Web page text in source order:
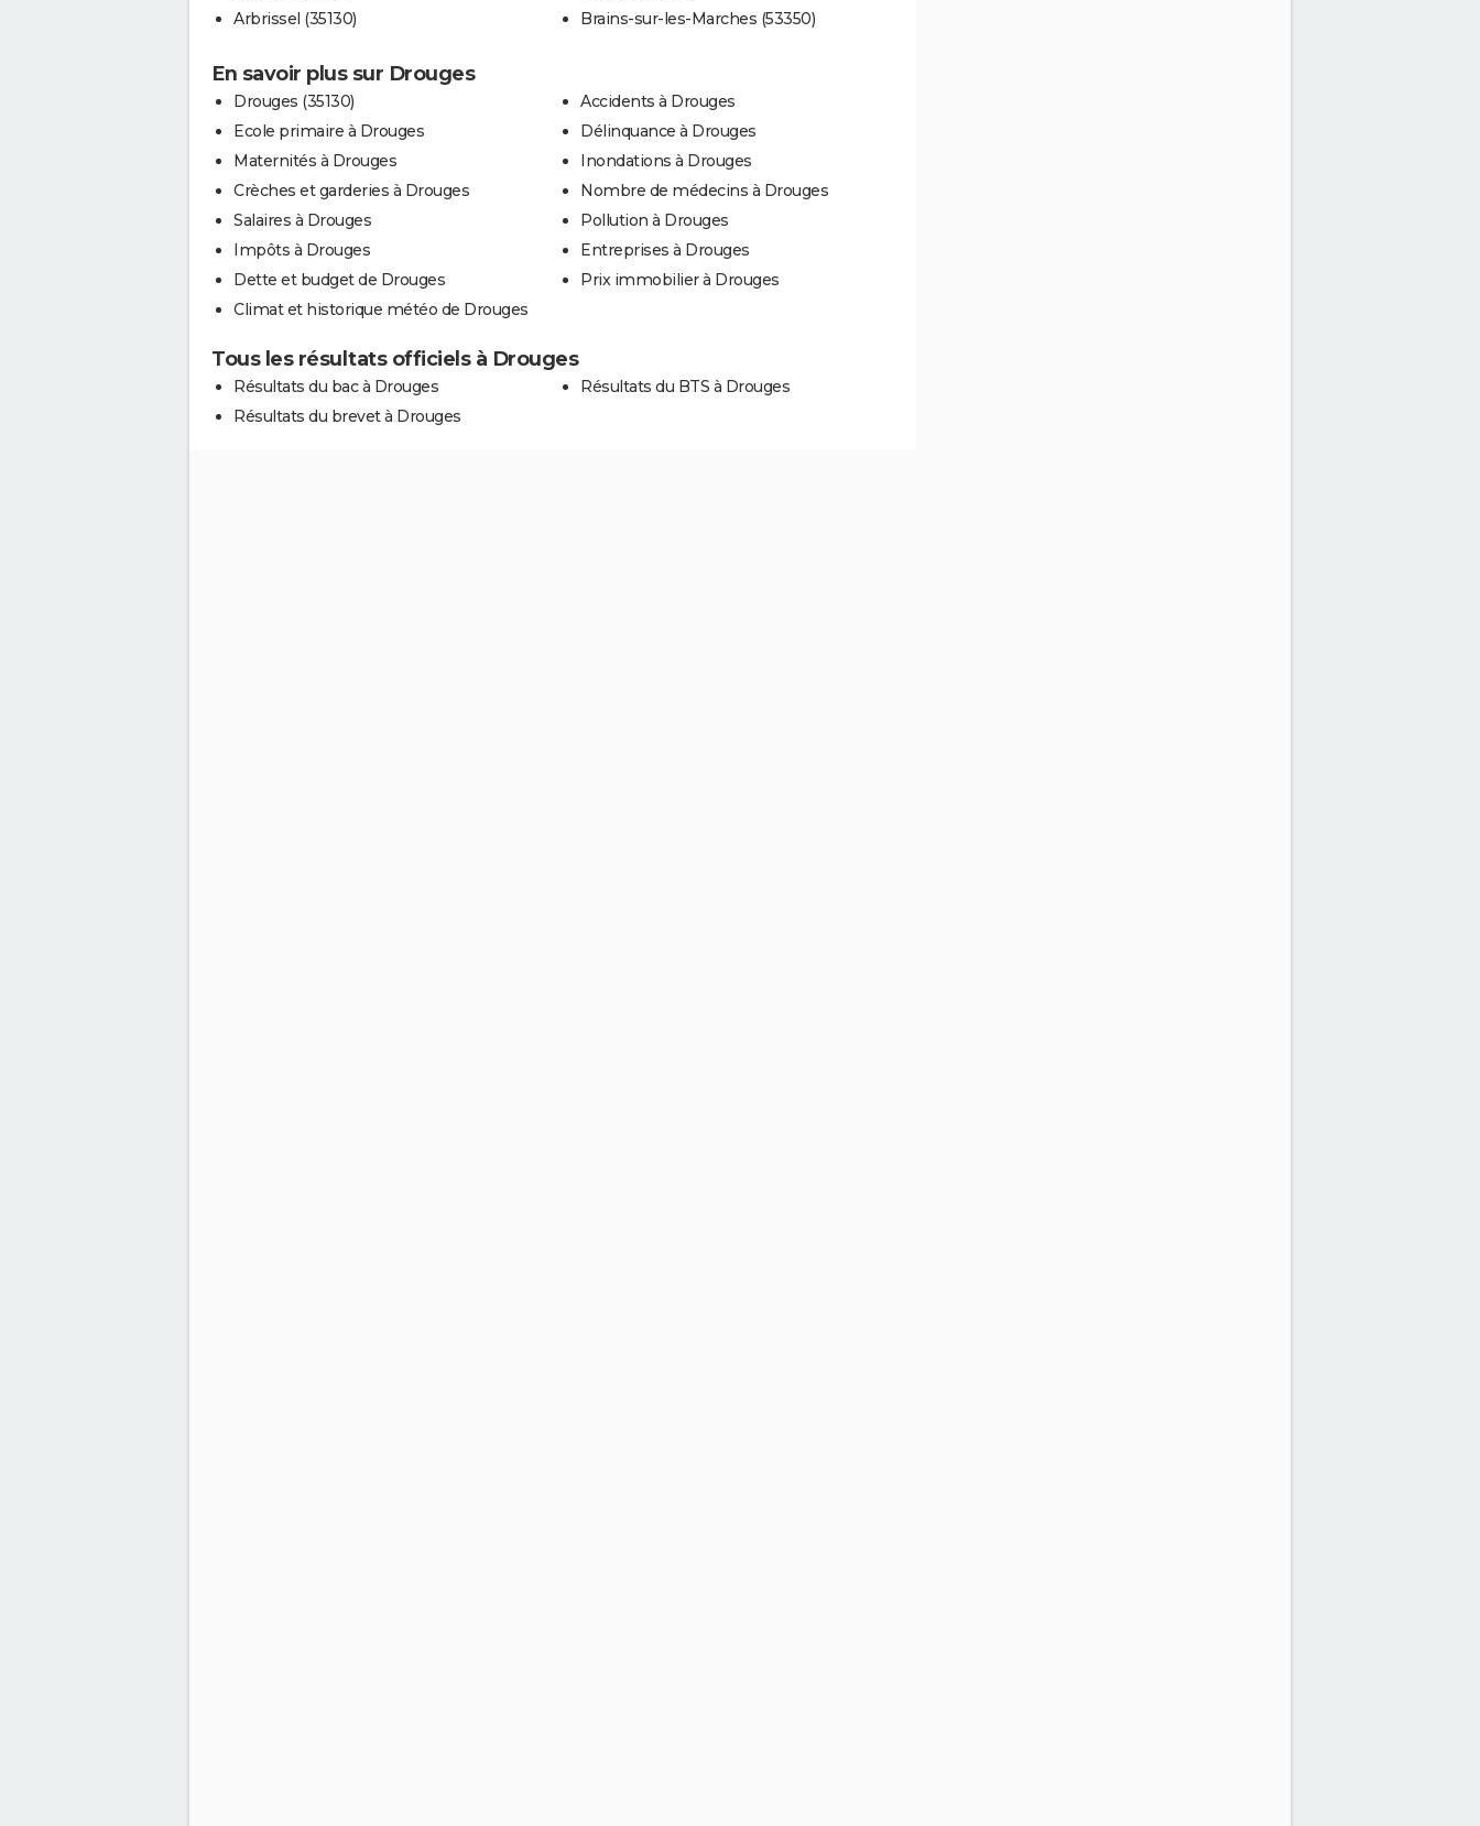
Arbrissel (35130)
Brains-sur-les-Marches (53350)
En savoir plus sur Drouges
Drouges (35130)
Ecole primaire à Drouges
Maternités à Drouges
Crèches et garderies à Drouges
Salaires à Drouges
Impôts à Drouges
Dette et budget de Drouges
Climat et historique météo de Drouges
Accidents à Drouges
Délinquance à Drouges
Inondations à Drouges
Nombre de médecins à Drouges
Pollution à Drouges
Entreprises à Drouges
Prix immobilier à Drouges
Tous les résultats officiels à Drouges
Résultats du bac à Drouges
Résultats du brevet à Drouges
Résultats du BTS à Drouges